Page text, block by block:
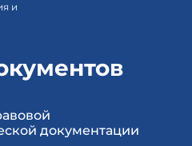
и
документации